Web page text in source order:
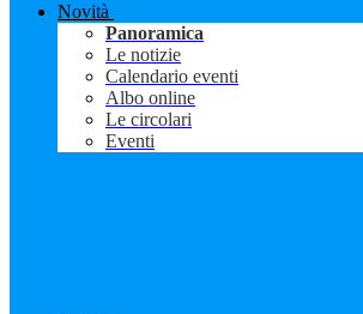
Novità
Panoramica
Le notizie
Calendario eventi
Albo online
Le circolari
Eventi